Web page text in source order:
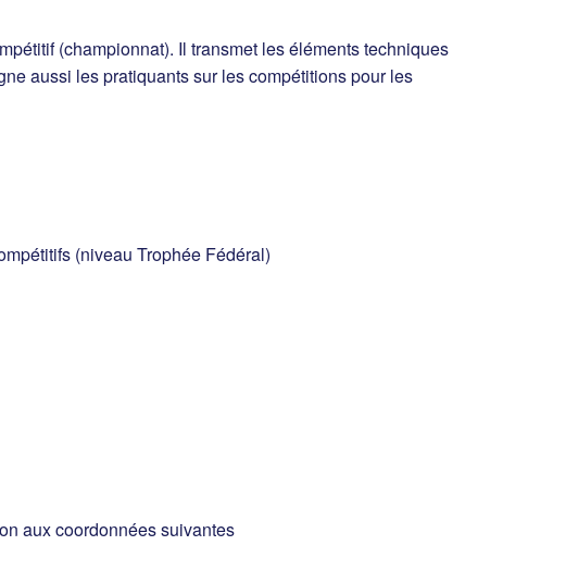
(championnat). Il transmet les éléments techniques
aussi les pratiquants sur les compétitions pour les
(niveau Trophée Fédéral)
aux coordonnées suivantes